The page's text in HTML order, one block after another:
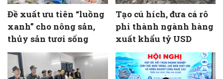
Đề xuất ưu tiên “luồng
xanh” cho nông sản,
thủy sản tươi sống
Tạo cú hích, đưa cá rô
phi thành ngành hàng
xuất khẩu tỷ USD